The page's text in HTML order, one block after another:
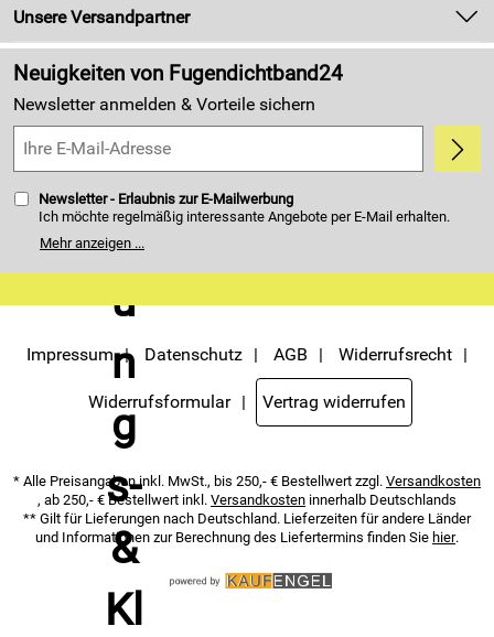
Kundenlogin
Neu
Made in Germany
Kundenbewertungen (4.405)
5,0/5*****
Unsere Versandpartner
Neuigkeiten von Fugendichtband24
Newsletter anmelden & Vorteile sichern
Newsletter - Erlaubnis zur E-Mailwerbung
Ich möchte regelmäßig interessante Angebote per E-Mail erhalten.
weitergegeben. Zu statistischen Zwecken wird in anonymer Form
kann ich jederzeit mit Wirkung für die Zukunft widerrufen. Die
Servicemenü unten rechts, oder indem Sie den Link "Abmelden" am
Ende des Newsletters anklicken. Die
Datenschutzerklärunghabe ich
zur Kenntnis genommen.
Mehr anzeigen ...
Impressum Datenschutz AGB Widerrufsrecht
Widerrufsformular Vertrag widerrufen
* Alle Preisangaben inkl. MwSt., bis 250,- € Bestellwert zzgl. Versandkosten
, ab 250,- € Bestellwert inkl. Versandkosten innerhalb Deutschlands
** Gilt für Lieferungen nach Deutschland. Lieferzeiten für andere Länder
und Informationen zur Berechnung des Liefertermins finden Sie hier.